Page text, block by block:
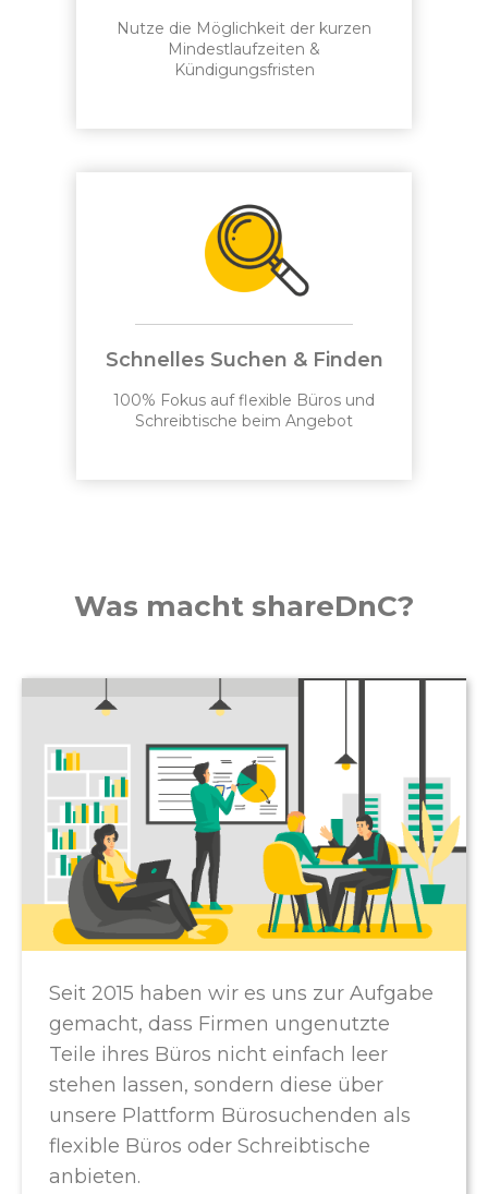
Nutze die Möglichkeit der kurzen
Mindestlaufzeiten &
Kündigungsfristen
Schnelles Suchen & Finden
100% Fokus auf flexible Büros und
Schreibtische beim Angebot
Was macht shareDnC?
Seit 2015 haben wir es uns zur Aufgabe
gemacht, dass Firmen ungenutzte
Teile ihres Büros nicht einfach leer
stehen lassen, sondern diese über
unsere Plattform Bürosuchenden als
flexible Büros oder Schreibtische
anbieten.